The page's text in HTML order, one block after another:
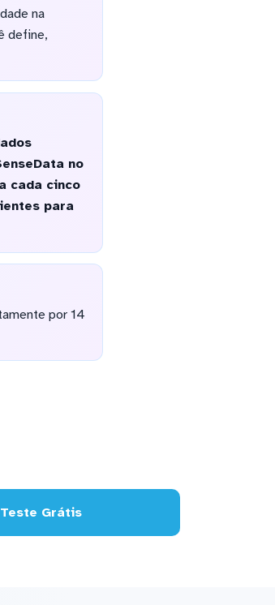
na
define,
no
cada cinco
para
por 14
Grátis